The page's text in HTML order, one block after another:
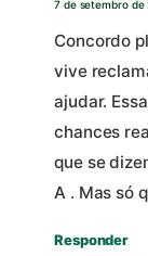
7 de setembro de
Concordo
vive
ajudar.
chances
que se
A . Mas só
Responder